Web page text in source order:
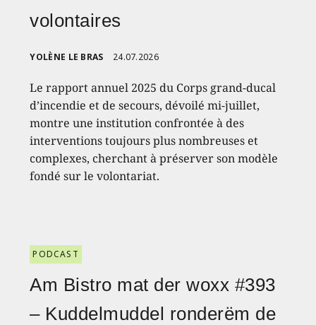
volontaires
YOLÈNE LE BRAS 24.07.2026
Le rapport annuel 2025 du Corps grand-ducal
d’incendie et de secours, dévoilé mi-juillet,
montre une institution confrontée à des
interventions toujours plus nombreuses et
complexes, cherchant à préserver son modèle
fondé sur le volontariat.
PODCAST
Am Bistro mat der woxx #393
– Kuddelmuddel ronderëm de